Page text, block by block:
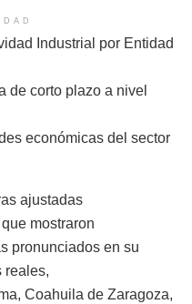
Industrial por Entidad
de corto plazo a nivel
económicas del sector
ajustadas
mostraron
pronunciados en su
reales,
Coahuila de Zaragoza,